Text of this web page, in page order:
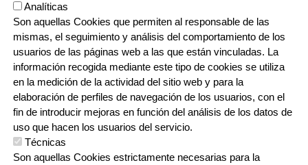
TESTU-LEGALAK
AVISO LEGAL
POLÍTICA DE COOKIES
POLÍTICA DE PRIVACIDAD
BUZÓN ÉTICO
HORARIO DE SECRETARÍA:
De lunes a jueves 8:00 - 18:00
Viernes 8:00 - 17:00
Etapa vacacional, por la mañana
Analíticas
Son aquellas Cookies que permiten al responsable de las
mismas, el seguimiento y análisis del comportamiento de los
usuarios de las páginas web a las que están vinculadas. La
información recogida mediante este tipo de cookies se utiliza
en la medición de la actividad del sitio web y para la
elaboración de perfiles de navegación de los usuarios, con el
fin de introducir mejoras en función del análisis de los datos de
uso que hacen los usuarios del servicio.
Técnicas
Son aquellas Cookies estrictamente necesarias para la